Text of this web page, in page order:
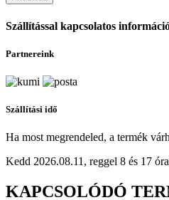
Szállítással kapcsolatos
Partnereink
Szállítási idő
Ha most megrendeled, a termék
Kedd 2026.08.11, reggel 8 és 17
KAPCSOLÓDÓ